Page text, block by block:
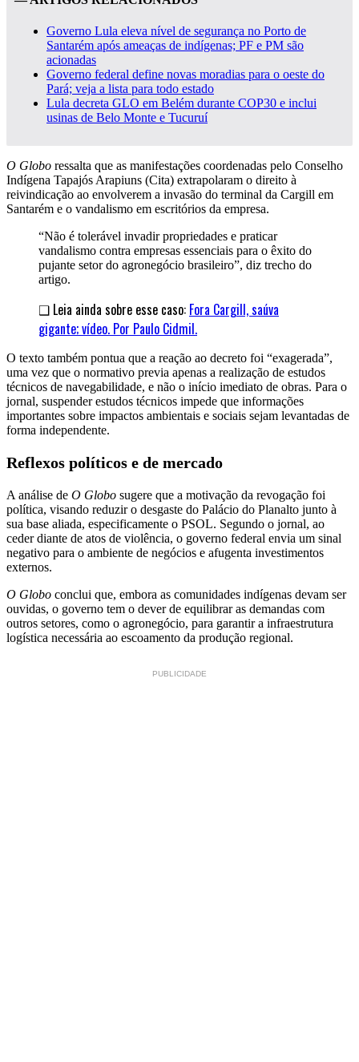
Governo Lula eleva nível de segurança no Porto de
Santarém após ameaças de indígenas; PF e PM são
acionadas
Governo federal define novas moradias para o oeste do
Pará; veja a lista para todo estado
Lula decreta GLO em Belém durante COP30 e inclui
usinas de Belo Monte e Tucuruí
O Globo ressalta que as manifestações coordenadas pelo Conselho
Indígena Tapajós Arapiuns (Cita) extrapolaram o direito à
reivindicação ao envolverem a invasão do terminal da Cargill em
Santarém e o vandalismo em escritórios da empresa.
“Não é tolerável invadir propriedades e praticar
vandalismo contra empresas essenciais para o êxito do
pujante setor do agronegócio brasileiro”, diz trecho do
artigo.
❑ Leia ainda sobre esse caso: Fora Cargill, saúva
gigante; vídeo. Por Paulo Cidmil.
O texto também pontua que a reação ao decreto foi “exagerada”,
uma vez que o normativo previa apenas a realização de estudos
técnicos de navegabilidade, e não o início imediato de obras. Para o
jornal, suspender estudos técnicos impede que informações
importantes sobre impactos ambientais e sociais sejam levantadas de
forma independente.
Reflexos políticos e de mercado
A análise de O Globo sugere que a motivação da revogação foi
política, visando reduzir o desgaste do Palácio do Planalto junto à
sua base aliada, especificamente o PSOL. Segundo o jornal, ao
ceder diante de atos de violência, o governo federal envia um sinal
negativo para o ambiente de negócios e afugenta investimentos
externos.
O Globo conclui que, embora as comunidades indígenas devam ser
ouvidas, o governo tem o dever de equilibrar as demandas com
outros setores, como o agronegócio, para garantir a infraestrutura
logística necessária ao escoamento da produção regional.
PUBLICIDADE